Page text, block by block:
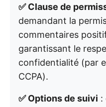
✅ Clause de
demandant la
commentaires
garantissant le
confidentialité (par
CCPA).
✅ Options de suivi :